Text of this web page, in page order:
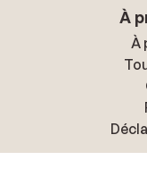
À
À